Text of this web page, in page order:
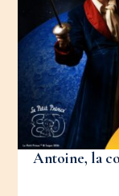
Antoine, la